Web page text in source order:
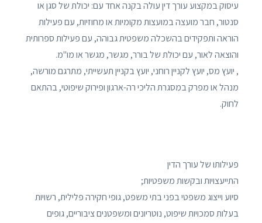
עיסוק במקצוע עורך דין עולה בקנה אחד עם: יכולת של סגן או
סנטור, חבר מועצה במועצות מקומיות או מחוזיות, עם פעילות
הוראה ותפקידים בהשכלה משפטית גבוהה, עם פעילות ספרותית
והוצאה לאור, עם יכולת של בורר, מגשר, מגשר או מו"מ.
, יועץ מס, יועץ לקניין רוחני, יועץ בקניין תעשייתי, מתרגם מורשה,
מנהל או מפרק במסגרת הליכי רה-ארגון ופירוק שיפוטי, בהתאם
לחוק.
פעילותו של עורך הדין
התייעצויות ובקשות משפטיות;
סיוע וייצוג משפטי בפני בתי משפט, גופי חקירה פלילית, רשויות
בעלות סמכויות שיפוט, נוטריונים ומשפטנים ציבוריים, גופים